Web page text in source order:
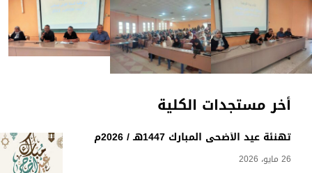
أخر مستجدات الكلية
تهنئة عيد الأضحى المبارك 1447هـ / 2026م
26 مايو، 2026